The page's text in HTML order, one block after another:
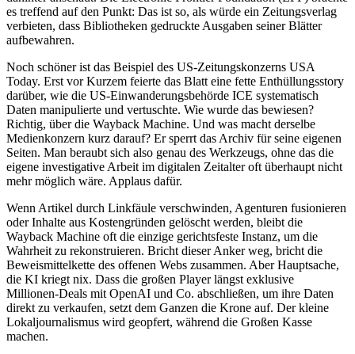
es treffend auf den Punkt: Das ist so, als würde ein Zeitungsverlag
verbieten, dass Bibliotheken gedruckte Ausgaben seiner Blätter
aufbewahren.
Noch schöner ist das Beispiel des US-Zeitungskonzerns USA
Today. Erst vor Kurzem feierte das Blatt eine fette Enthüllungsstory
darüber, wie die US-Einwanderungsbehörde ICE systematisch
Daten manipulierte und vertuschte. Wie wurde das bewiesen?
Richtig, über die Wayback Machine. Und was macht derselbe
Medienkonzern kurz darauf? Er sperrt das Archiv für seine eigenen
Seiten. Man beraubt sich also genau des Werkzeugs, ohne das die
eigene investigative Arbeit im digitalen Zeitalter oft überhaupt nicht
mehr möglich wäre. Applaus dafür.
Wenn Artikel durch Linkfäule verschwinden, Agenturen fusionieren
oder Inhalte aus Kostengründen gelöscht werden, bleibt die
Wayback Machine oft die einzige gerichtsfeste Instanz, um die
Wahrheit zu rekonstruieren. Bricht dieser Anker weg, bricht die
Beweismittelkette des offenen Webs zusammen. Aber Hauptsache,
die KI kriegt nix. Dass die großen Player längst exklusive
Millionen-Deals mit OpenAI und Co. abschließen, um ihre Daten
direkt zu verkaufen, setzt dem Ganzen die Krone auf. Der kleine
Lokaljournalismus wird geopfert, während die Großen Kasse
machen.